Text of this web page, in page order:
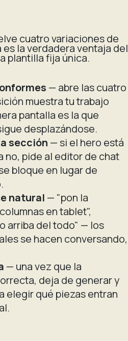
cuatro variaciones de
la verdadera ventaja del
plantilla fija única.
— abre las cuatro
muestra tu trabajo
pantalla es la que
desplazándose.
sección — si el hero está
no, pide al editor de chat
bloque en lugar de
natural — "pon la
en tablet",
arriba del todo" — los
se hacen conversando,
— una vez que la
deja de generar y
elegir qué piezas entran